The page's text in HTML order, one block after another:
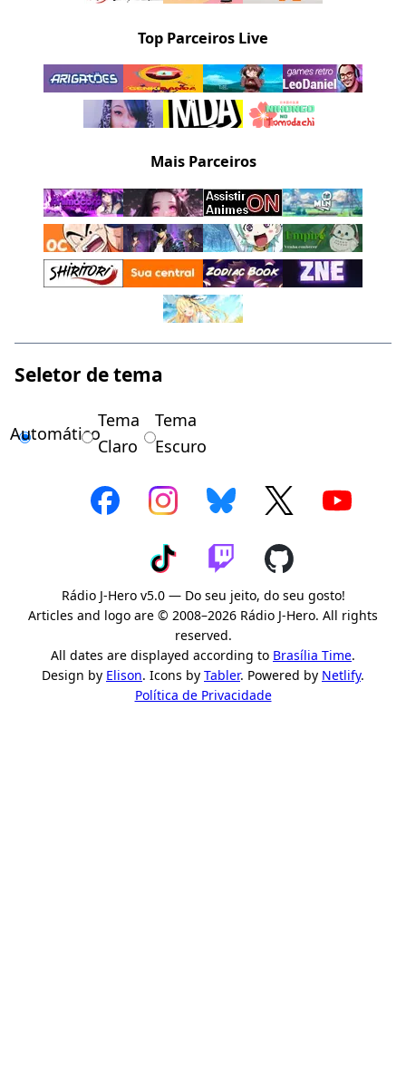
Top Parceiros Live
Mais Parceiros
Seletor de tema
Automático
Tema
Claro
Tema
Escuro
Rádio J-Hero v5.0 — Do seu jeito, do seu gosto!
Articles and logo are © 2008–2026 Rádio J-Hero. All rights
reserved.
All dates are displayed according to Brasília Time.
Design by Elison. Icons by Tabler. Powered by Netlify.
Política de Privacidade